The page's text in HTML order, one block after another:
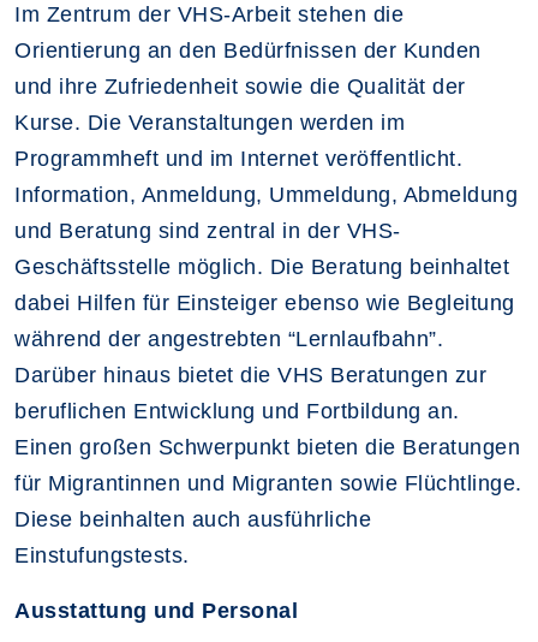
Im Zentrum der VHS-Arbeit stehen die
Orientierung an den Bedürfnissen der Kunden
und ihre Zufriedenheit sowie die Qualität der
Kurse. Die Veranstaltungen werden im
Programmheft und im Internet veröffentlicht.
Information, Anmeldung, Ummeldung, Abmeldung
und Beratung sind zentral in der VHS-
Geschäftsstelle möglich. Die Beratung beinhaltet
dabei Hilfen für Einsteiger ebenso wie Begleitung
während der angestrebten “Lernlaufbahn”.
Darüber hinaus bietet die VHS Beratungen zur
beruflichen Entwicklung und Fortbildung an.
Einen großen Schwerpunkt bieten die Beratungen
für Migrantinnen und Migranten sowie Flüchtlinge.
Diese beinhalten auch ausführliche
Einstufungstests.
Ausstattung und Personal